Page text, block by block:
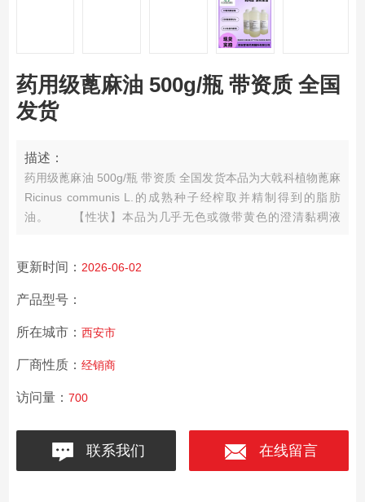
药用级蓖麻油 500g/瓶 带资质 全国
发货
描述：
药用级蓖麻油 500g/瓶 带资质 全国发货本品为大戟科植物蓖麻
Ricinus communis L.的成熟种子经榨取并精制得到的脂肪
油。
【性状】本品为几乎无色或微带黄色的澄清黏稠液
更新时间： 2026-06-02
产品型号：
所在城市： 西安市
厂商性质： 经销商
访问量： 700
联系我们 在线留言